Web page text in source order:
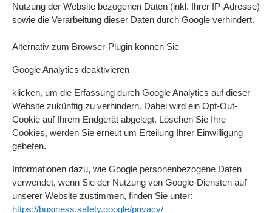
Nutzung der Website bezogenen Daten (inkl. Ihrer IP-Adresse)
sowie die Verarbeitung dieser Daten durch Google verhindert.
Alternativ zum Browser-Plugin können Sie
Google Analytics deaktivieren
klicken, um die Erfassung durch Google Analytics auf dieser
Website zukünftig zu verhindern. Dabei wird ein Opt-Out-
Cookie auf Ihrem Endgerät abgelegt. Löschen Sie Ihre
Cookies, werden Sie erneut um Erteilung Ihrer Einwilligung
gebeten.
Informationen dazu, wie Google personenbezogene Daten
verwendet, wenn Sie der Nutzung von Google-Diensten auf
unserer Website zustimmen, finden Sie unter:
https://business.safety.google/privacy/